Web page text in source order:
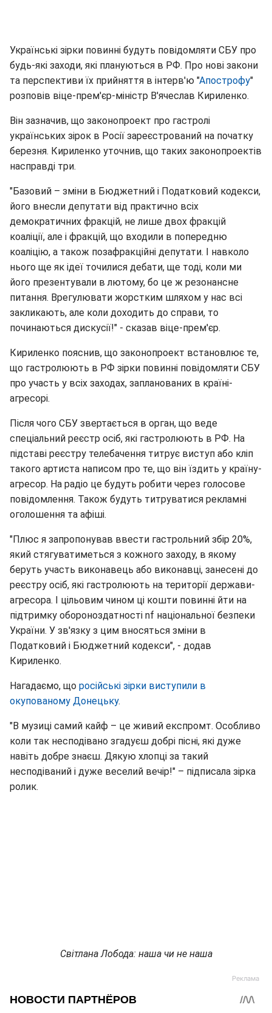
Українські зірки повинні будуть повідомляти СБУ про
будь-які заходи, які плануються в РФ. Про нові закони
та перспективи їх прийняття в інтерв'ю "Апострофу"
розповів віце-прем'єр-міністр В'ячеслав Кириленко.
Він зазначив, що законопроект про гастролі
українських зірок в Росії зареєстрований на початку
березня. Кириленко уточнив, що таких законопроектів
насправді три.
"Базовий – зміни в Бюджетний і Податковий кодекси,
його внесли депутати від практично всіх
демократичних фракцій, не лише двох фракцій
коаліції, але і фракцій, що входили в попередню
коаліцію, а також позафракційні депутати. І навколо
нього ще як ідеї точилися дебати, ще тоді, коли ми
його презентували в лютому, бо це ж резонансне
питання. Врегулювати жорстким шляхом у нас всі
закликають, але коли доходить до справи, то
починаються дискусії!" - сказав віце-прем'єр.
Кириленко пояснив, що законопроект встановлює те,
що гастролюють в РФ зірки повинні повідомляти СБУ
про участь у всіх заходах, запланованих в країні-
агресорі.
Після чого СБУ звертається в орган, що веде
спеціальний реєстр осіб, які гастролюють в РФ. На
підставі реєстру телебачення титрує виступ або кліп
такого артиста написом про те, що він їздить у країну-
агресор. На радіо це будуть робити через голосове
повідомлення. Також будуть титруватися рекламні
оголошення та афіші.
"Плюс я запропонував ввести гастрольний збір 20%,
який стягуватиметься з кожного заходу, в якому
беруть участь виконавець або виконавці, занесені до
реєстру осіб, які гастролюють на території держави-
агресора. І цільовим чином ці кошти повинні йти на
підтримку обороноздатності nf національної безпеки
України. У зв'язку з цим вносяться зміни в
Податковий і Бюджетний кодекси", - додав
Кириленко.
Нагадаємо, що російські зірки виступили в
окупованому Донецьку.
"В музиці самий кайф – це живий експромт. Особливо
коли так несподівано згадуєш добрі пісні, які дуже
навіть добре знаєш. Дякую хлопці за такий
несподіваний і дуже веселий вечір!" – підписала зірка
ролик.
Світлана Лобода: наша чи не наша